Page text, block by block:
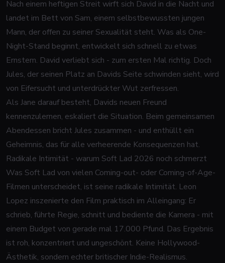
Nach einem heftigen Streit wirft sich David in die Nacht und
landet im Bett von Sam, einem selbstbewussten jungen
Mann, der offen zu seiner Sexualität steht. Was als One-
Night-Stand beginnt, entwickelt sich schnell zu etwas
Ernstem. David verliebt sich - zum ersten Mal richtig. Doch
Jules, der seinen Platz an Davids Seite schwinden sieht, wird
von Eifersucht und unterdrückter Wut zerfressen.
Als Jane darauf besteht, Davids neuen Freund
kennenzulernen, eskaliert die Situation. Beim gemeinsamen
Abendessen bricht Jules zusammen - und enthüllt ein
Geheimnis, das für alle verheerende Konsequenzen hat.
Radikale Intimität - warum Soft Lad 2026 noch schmerzt
Was Soft Lad von vielen Coming-out- oder Coming-of-Age-
Filmen unterscheidet, ist seine radikale Intimität. Leon
Lopez inszenierte den Film praktisch im Alleingang: Er
schrieb, führte Regie, schnitt und bediente die Kamera - mit
einem Budget von gerade mal 17.000 Pfund. Das Ergebnis
ist roh, konzentriert und ungeschönt. Keine Hollywood-
Ästhetik, sondern echter britischer Indie-Realismus.